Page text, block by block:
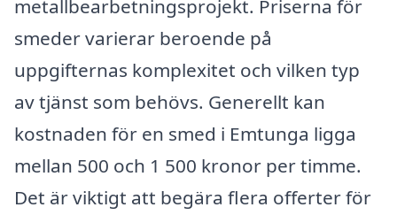
metallbearbetningsprojekt. Priserna för
smeder varierar beroende på
uppgifternas komplexitet och vilken typ
av tjänst som behövs. Generellt kan
kostnaden för en smed i Emtunga ligga
mellan 500 och 1 500 kronor per timme.
Det är viktigt att begära flera offerter för